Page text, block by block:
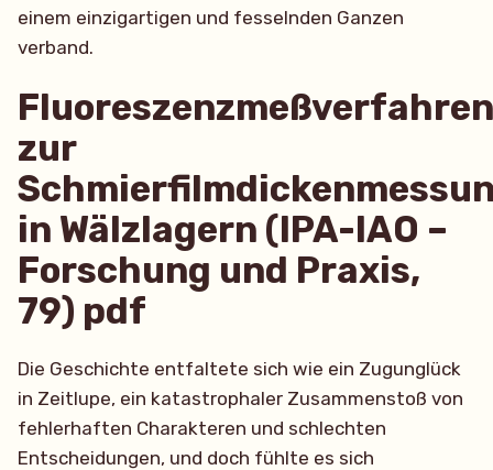
einem einzigartigen und fesselnden Ganzen
verband.
Fluoreszenzmeßverfahren
zur
in Wälzlagern (IPA-IAO –
Forschung und Praxis,
79) pdf
Die Geschichte entfaltete sich wie ein Zugunglück
in Zeitlupe, ein katastrophaler Zusammenstoß von
fehlerhaften Charakteren und schlechten
Entscheidungen, und doch fühlte es sich